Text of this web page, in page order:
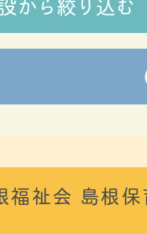
福祉会 島根保